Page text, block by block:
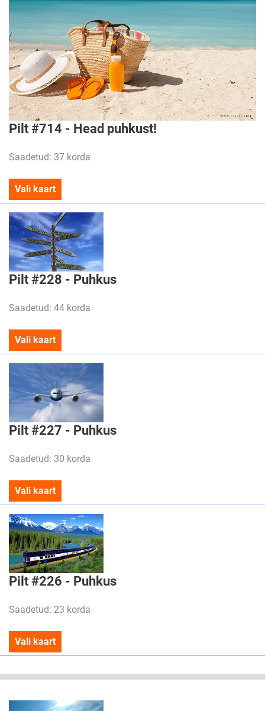
Pilt #714 - Head puhkust!
Saadetud: 37 korda
Vali kaart
Pilt #228 - Puhkus
Saadetud: 44 korda
Vali kaart
Pilt #227 - Puhkus
Saadetud: 30 korda
Vali kaart
Pilt #226 - Puhkus
Saadetud: 23 korda
Vali kaart